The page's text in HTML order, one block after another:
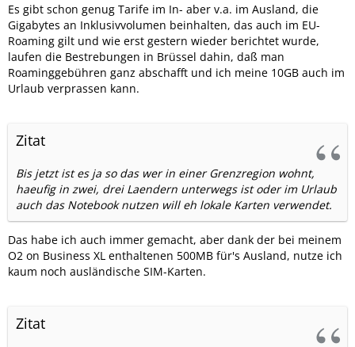
Es gibt schon genug Tarife im In- aber v.a. im Ausland, die
Gigabytes an Inklusivvolumen beinhalten, das auch im EU-
Roaming gilt und wie erst gestern wieder berichtet wurde,
laufen die Bestrebungen in Brüssel dahin, daß man
Roaminggebühren ganz abschafft und ich meine 10GB auch im
Urlaub verprassen kann.
Zitat
Bis jetzt ist es ja so das wer in einer Grenzregion wohnt,
haeufig in zwei, drei Laendern unterwegs ist oder im Urlaub
auch das Notebook nutzen will eh lokale Karten verwendet.
Das habe ich auch immer gemacht, aber dank der bei meinem
O2 on Business XL enthaltenen 500MB für's Ausland, nutze ich
kaum noch ausländische SIM-Karten.
Zitat